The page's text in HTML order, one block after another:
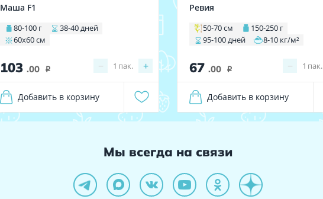
Маша F1
80-100 г
38-40 дней
60х60 см
103 .00 i − +
1 пак.
Добавить в корзину
Ревия
50-70 см
150-250 г
95-100 дней
8-10 кг/м²
67 .00 i − 1 пак.
Добавить в корзину
Мы всегда на связи